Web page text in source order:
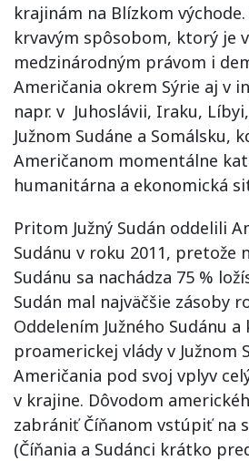
krajinám na Blízkom
krvavým spôsobom, ktorý je
medzinárodným právom i
Američania okrem Sýrie aj v
napr. v Juhoslávii, Iraku,
Južnom Sudáne a Somálsku,
Američanom momentálne
humanitárna a ekonomická
Pritom Južný Sudán oddelili
Sudánu v roku 2011, pretože
Sudánu sa nachádza 75 %
Sudán mal najväčšie zásoby
Oddelením Južného Sudánu
proamerickej vlády v Južnom
Američania pod svoj vplyv
v krajine. Dôvodom
zabrániť Číňanom vstúpiť na
(Číňania a Sudánci krátko